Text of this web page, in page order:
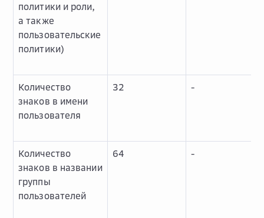
политики и роли,
а также
пользовательские
политики)
Количество
знаков в имени
пользователя
32 -
Количество
знаков в названии
группы
пользователей
64 -